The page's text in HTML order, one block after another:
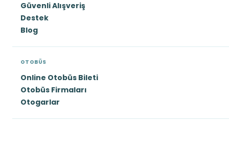
Güvenli Alışveriş
Destek
Blog
OTOBÜS
Online Otobüs Bileti
Otobüs Firmaları
Otogarlar